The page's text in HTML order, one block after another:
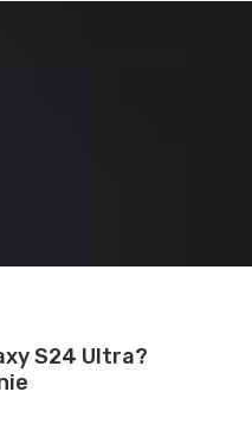
S24 Ultra?